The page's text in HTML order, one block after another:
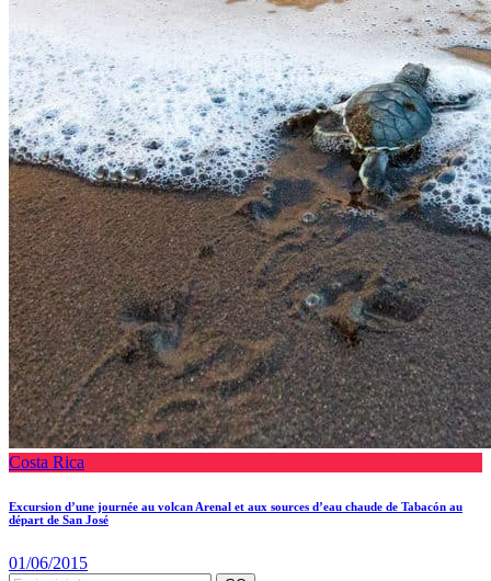
Costa Rica
Excursion d’une journée au volcan Arenal et aux sources d’eau chaude de Tabacón au
départ de San José
01/06/2015